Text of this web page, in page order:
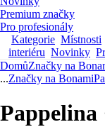
Premium značky
Pro profesionály
Kategorie Místnosti
interiéru Novinky
DomůZnačky na
...Značky na Bonami
Pappelina